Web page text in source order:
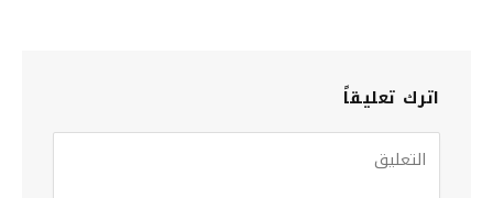
اترك تعليقاً